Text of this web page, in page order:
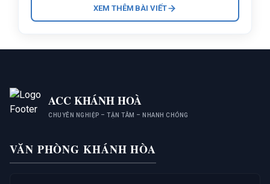
XEM THÊM BÀI VIẾT
ACC KHÁNH HOÀ
CHUYÊN NGHIỆP – TẬN TÂM – NHANH CHÓNG
VĂN PHÒNG KHÁNH HÒA